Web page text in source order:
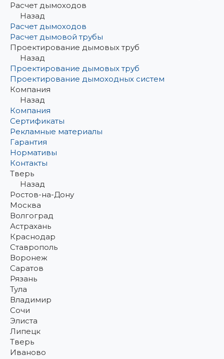
Расчет дымоходов
Назад
Расчет дымоходов
Расчет дымовой трубы
Проектирование дымовых труб
Назад
Проектирование дымовых труб
Проектирование дымоходных систем
Компания
Назад
Компания
Сертификаты
Рекламные материалы
Гарантия
Нормативы
Контакты
Тверь
Назад
Ростов-на-Дону
Москва
Волгоград
Астрахань
Краснодар
Ставрополь
Воронеж
Саратов
Рязань
Тула
Владимир
Сочи
Элиста
Липецк
Тверь
Иваново